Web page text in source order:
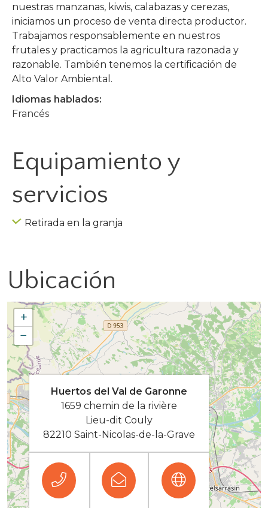
nuestras manzanas, kiwis, calabazas y cerezas,
iniciamos un proceso de venta directa productor.
Trabajamos responsablemente en nuestros
frutales y practicamos la agricultura razonada y
razonable. También tenemos la certificación de
Alto Valor Ambiental.
Idiomas hablados:
Francés
Equipamiento y
servicios
Retirada en la granja
Ubicación
+
−
Huertos del Val de Garonne
1659 chemin de la rivière
Lieu-dit Couly
82210 Saint-Nicolas-de-la-Grave